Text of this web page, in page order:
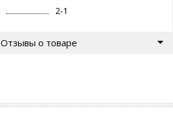
2-1
Отзывы о товаре